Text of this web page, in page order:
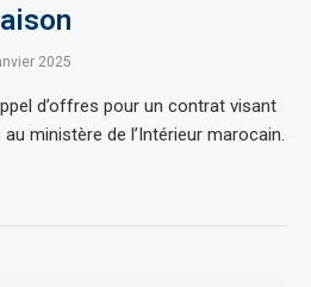
2025
d’offres pour un contrat visant
ministère de l’Intérieur marocain.